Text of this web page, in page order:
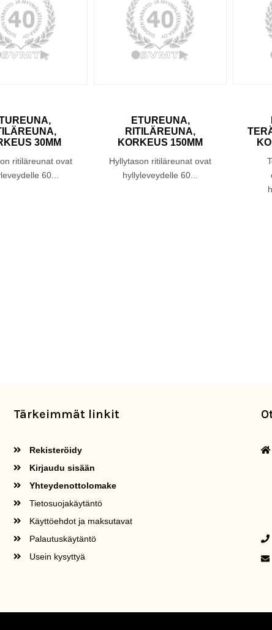
30MM
ritiläreunat ovat
60...
ETUREUNA,
RITILÄREUNA,
KORKEUS 150MM
Hyllytason ritiläreunat ovat
hyllyleveydelle 60...
Tärkeimmät linkit
Rekisteröidy
Kirjaudu sisään
Yhteydenottolomake
Tietosuojakäytäntö
Käyttöehdot ja maksutavat
Palautuskäytäntö
Usein kysyttyä